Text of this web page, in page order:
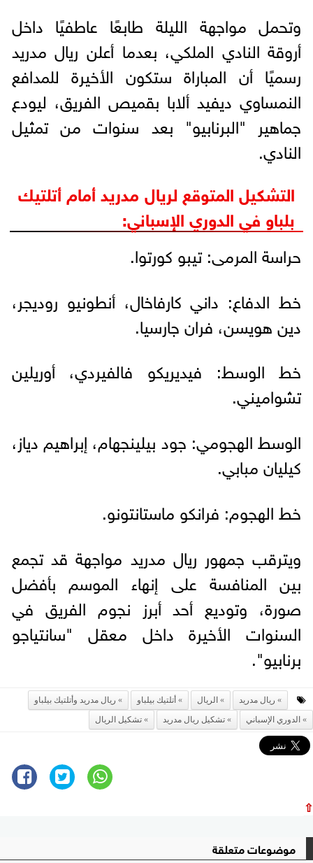
وتحمل مواجهة الليلة طابعًا عاطفيًا داخل
أروقة النادي الملكي، بعدما أعلن ريال مدريد
رسميًا أن المباراة ستكون الأخيرة للمدافع
النمساوي ديفيد ألابا بقميص الفريق، ليودع
جماهير "البرنابيو" بعد سنوات من تمثيل
النادي.
التشكيل المتوقع لريال مدريد أمام أتلتيك
بلباو في الدوري الإسباني:
حراسة المرمى: تيبو كورتوا.
خط الدفاع: داني كارفاخال، أنطونيو روديجر،
دين هويسن، فران جارسيا.
خط الوسط: فيديريكو فالفيردي، أوريلين
تشواميني.
الوسط الهجومي: جود بيلينجهام، إبراهيم دياز،
كيليان مبابي.
خط الهجوم: فرانكو ماستانتونو.
ويترقب جمهور ريال مدريد مواجهة قد تجمع
بين المنافسة على إنهاء الموسم بأفضل
صورة، وتوديع أحد أبرز نجوم الفريق في
السنوات الأخيرة داخل معقل "سانتياجو
برنابيو".
ريال مدريد الريال أتلتيك بيلباو
ريال مدريد وأتلتيك بيلباو
الدوري الإسباني
تشكيل ريال مدريد تشكيل الريال
⇧
موضوعات متعلقة